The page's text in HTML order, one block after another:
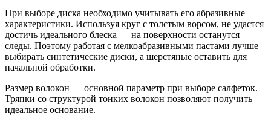
При выборе диска необходимо учитывать его абразивные
характеристики. Используя круг с толстым ворсом, не удастся
достичь идеального блеска — на поверхности останутся
следы. Поэтому работая с мелкоабразивными пастами лучше
выбирать синтетические диски, а шерстяные оставить для
начальной обработки.
Размер волокон — основной параметр при выборе салфеток.
Тряпки со структурой тонких волокон позволяют получить
идеальное основание.